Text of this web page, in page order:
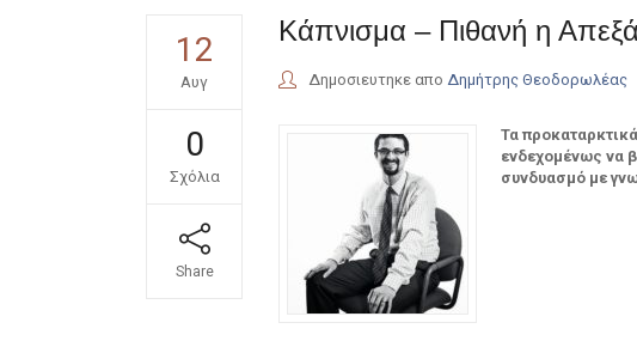
12
Αυγ
0
Σχόλια
Share
Κάπνισμα – Πιθανή η
Δημοσιευτηκε απο Δημήτρης Θεοδορωλέας
Τα
ενδεχομένως να
συνδυασμό με